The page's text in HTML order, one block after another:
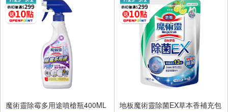
魔術靈除霉多用途噴槍瓶400ML
地板魔術靈除菌EX草本香補充包